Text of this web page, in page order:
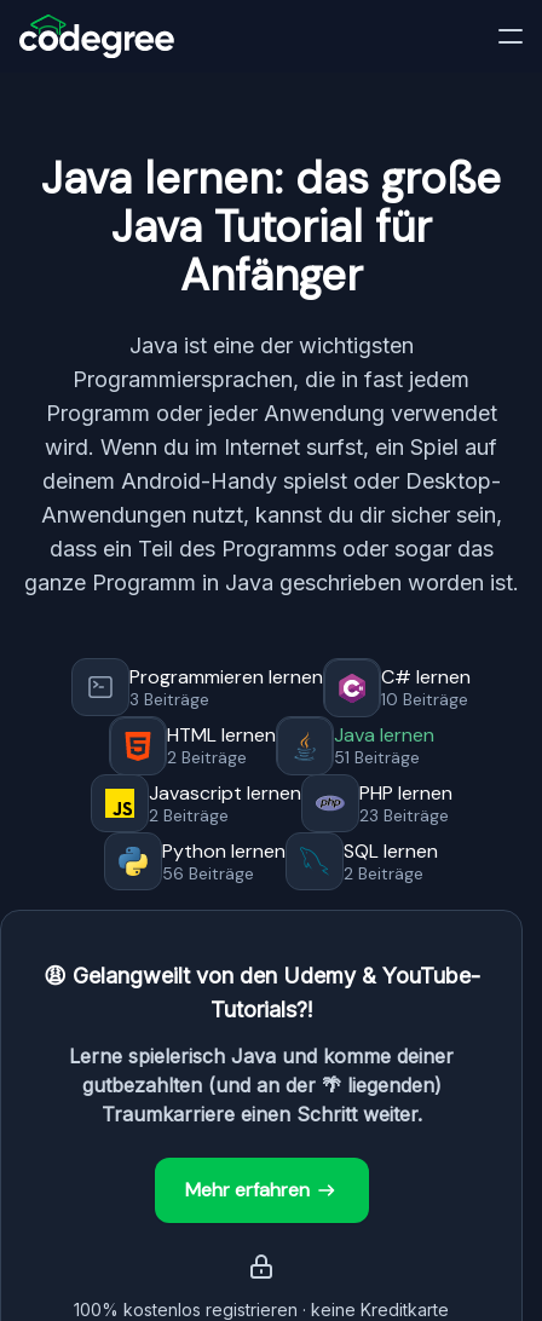
Java lernen: das große
Java Tutorial für
Anfänger
Java ist eine der wichtigsten
Programmiersprachen, die in fast jedem
Programm oder jeder Anwendung verwendet
wird. Wenn du im Internet surfst, ein Spiel auf
deinem Android-Handy spielst oder Desktop-
Anwendungen nutzt, kannst du dir sicher sein,
dass ein Teil des Programms oder sogar das
ganze Programm in Java geschrieben worden ist.
Programmieren lernen
3 Beiträge
C# lernen
10 Beiträge
HTML lernen
2 Beiträge
Java lernen
51 Beiträge
Javascript lernen
2 Beiträge
PHP lernen
23 Beiträge
Python lernen
56 Beiträge
SQL lernen
2 Beiträge
😩 Gelangweilt von den Udemy & YouTube-
Tutorials?!
Lerne spielerisch Java und komme deiner
gutbezahlten (und an der 🌴 liegenden)
Traumkarriere einen Schritt weiter.
Mehr erfahren
100% kostenlos registrieren · keine Kreditkarte